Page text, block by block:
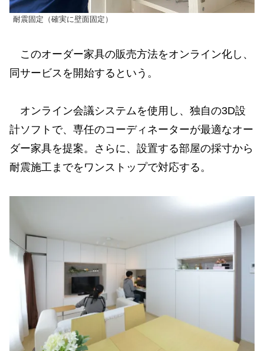
耐震固定（確実に壁面固定）
このオーダー家具の販売方法をオンライン化し、
同サービスを開始するという。
オンライン会議システムを使用し、独自の3D設
計ソフトで、専任のコーディネーターが最適なオー
ダー家具を提案。さらに、設置する部屋の採寸から
耐震施工までをワンストップで対応する。